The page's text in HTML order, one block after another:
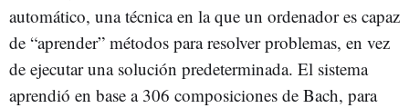
automático, una técnica en la que un ordenador es capaz
de “aprender” métodos para resolver problemas, en vez
de ejecutar una solución predeterminada. El sistema
aprendió en base a 306 composiciones de Bach, para